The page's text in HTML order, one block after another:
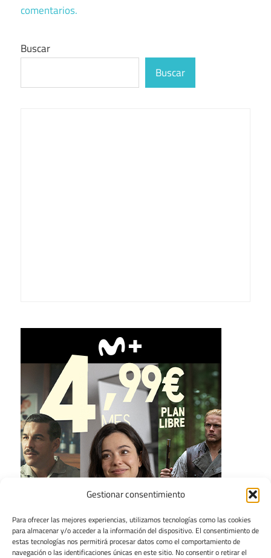
Gestionar consentimiento
Para ofrecer las mejores experiencias, utilizamos tecnologías como las cookies
para almacenar y/o acceder a la información del dispositivo. El consentimiento de
estas tecnologías nos permitirá procesar datos como el comportamiento de
navegación o las identificaciones únicas en este sitio. No consentir o retirar el
comentarios.
Buscar
Buscar